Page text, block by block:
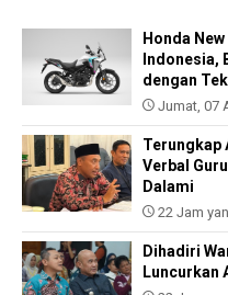
Honda
Indonesia,
dengan
Jumat, 07
Terungkap
Verbal
Dalami
22 Jam
Dihadiri
Luncurkan